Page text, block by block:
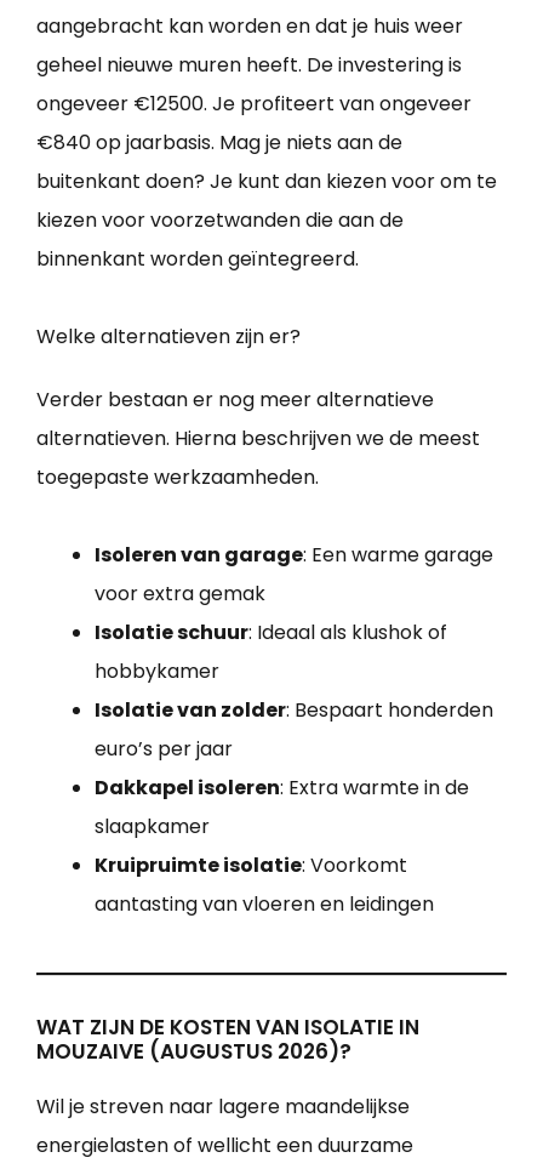
aangebracht kan worden en dat je huis weer
geheel nieuwe muren heeft. De investering is
ongeveer €12500. Je profiteert van ongeveer
€840 op jaarbasis. Mag je niets aan de
buitenkant doen? Je kunt dan kiezen voor om te
kiezen voor voorzetwanden die aan de
binnenkant worden geïntegreerd.
Welke alternatieven zijn er?
Verder bestaan er nog meer alternatieve
alternatieven. Hierna beschrijven we de meest
toegepaste werkzaamheden.
Isoleren van garage: Een warme garage
voor extra gemak
Isolatie schuur: Ideaal als klushok of
hobbykamer
Isolatie van zolder: Bespaart honderden
euro’s per jaar
Dakkapel isoleren: Extra warmte in de
slaapkamer
Kruipruimte isolatie: Voorkomt
aantasting van vloeren en leidingen
WAT ZIJN DE KOSTEN VAN ISOLATIE IN
MOUZAIVE (AUGUSTUS 2026)?
Wil je streven naar lagere maandelijkse
energielasten of wellicht een duurzame